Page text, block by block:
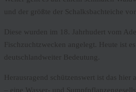
und der größte der Schalksbachteiche
Diese wurden im 18. Jahrhudert vom
Fischzuchtzwecken angelegt. Heute ist
deutschlandweiter Bedeutung.
Herausragend schützenswert ist das hier
– eine Wasser- und